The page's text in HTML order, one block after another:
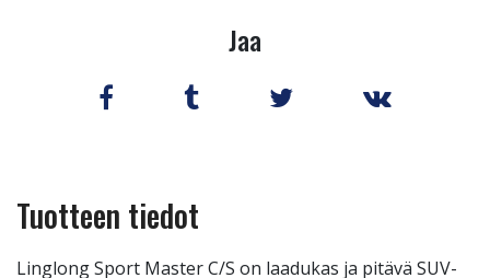
Jaa
Tuotteen tiedot
Linglong Sport Master C/S on laadukas ja pitävä SUV-